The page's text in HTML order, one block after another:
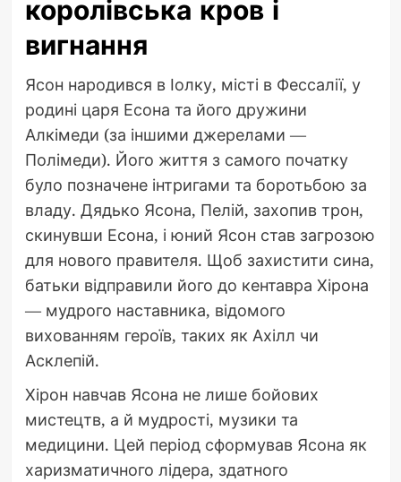
королівська кров і
вигнання
Ясон народився в Іолку, місті в Фессалії, у
родині царя Есона та його дружини
Алкімеди (за іншими джерелами —
Полімеди). Його життя з самого початку
було позначене інтригами та боротьбою за
владу. Дядько Ясона, Пелій, захопив трон,
скинувши Есона, і юний Ясон став загрозою
для нового правителя. Щоб захистити сина,
батьки відправили його до кентавра Хірона
— мудрого наставника, відомого
вихованням героїв, таких як Ахілл чи
Асклепій.
Хірон навчав Ясона не лише бойових
мистецтв, а й мудрості, музики та
медицини. Цей період сформував Ясона як
харизматичного лідера, здатного